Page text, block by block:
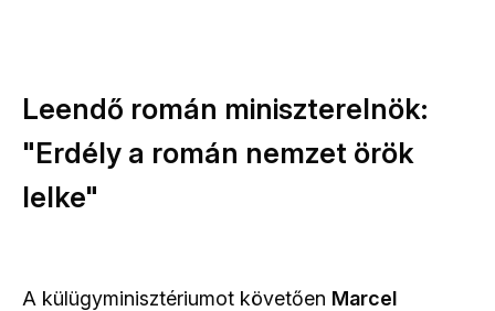
Leendő román miniszterelnök:
"Erdély a román nemzet örök
lelke"
A külügyminisztériumot követően Marcel